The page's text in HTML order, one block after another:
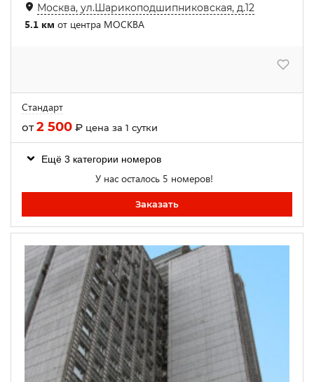
Москва, ул.Шарикоподшипниковская, д.12
5.1 км от центра МОСКВА
Стандарт
от2 500 ₽ цена за 1 сутки
Ещё 3 категории номеров
У нас осталось 5 номеров!
Заказать